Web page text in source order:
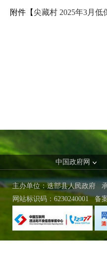
附件【 尖藏村 2025年3月低
中国政府网
主办单位：迭部县人民政府
网站标识码：6230240001
备